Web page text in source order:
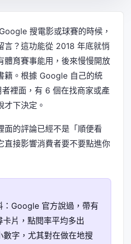
搜電影或球賽的時候，
言？這功能從 2018 年底就悄
體育賽事能用，後來慢慢開放
籍。根據 Google 自己的統
裡面，有 6 個在找商家或產
才下決定。
面的評論已經不是「順便看
直接影響消費者要不要點進你
：Google 官方說過，帶有
片，點閱率平均多出
數字，尤其對在做在地搜